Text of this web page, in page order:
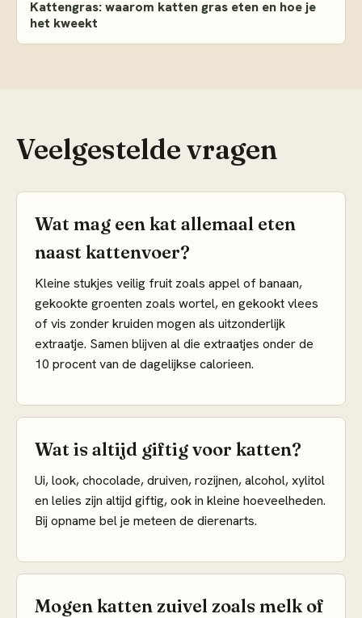
Kattengras: waarom katten gras eten en hoe je
het kweekt
Veelgestelde vragen
Wat mag een kat allemaal eten
naast kattenvoer?
Kleine stukjes veilig fruit zoals appel of banaan,
gekookte groenten zoals wortel, en gekookt vlees
of vis zonder kruiden mogen als uitzonderlijk
extraatje. Samen blijven al die extraatjes onder de
10 procent van de dagelijkse calorieen.
Wat is altijd giftig voor katten?
Ui, look, chocolade, druiven, rozijnen, alcohol, xylitol
en lelies zijn altijd giftig, ook in kleine hoeveelheden.
Bij opname bel je meteen de dierenarts.
Mogen katten zuivel zoals melk of